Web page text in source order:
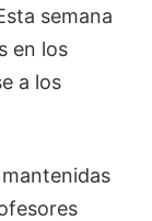
semana
en los
a los